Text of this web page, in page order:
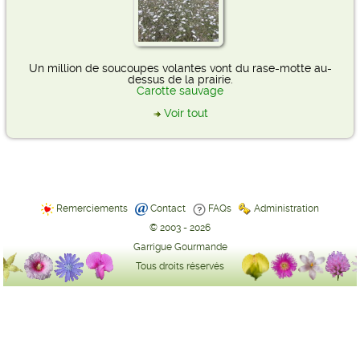
Un million de soucoupes volantes vont du rase-motte au-
dessus de la prairie.
Carotte sauvage
Voir tout
Remerciements Contact FAQs
Administration
© 2003 - 2026
Garrigue Gourmande
Tous droits réservés